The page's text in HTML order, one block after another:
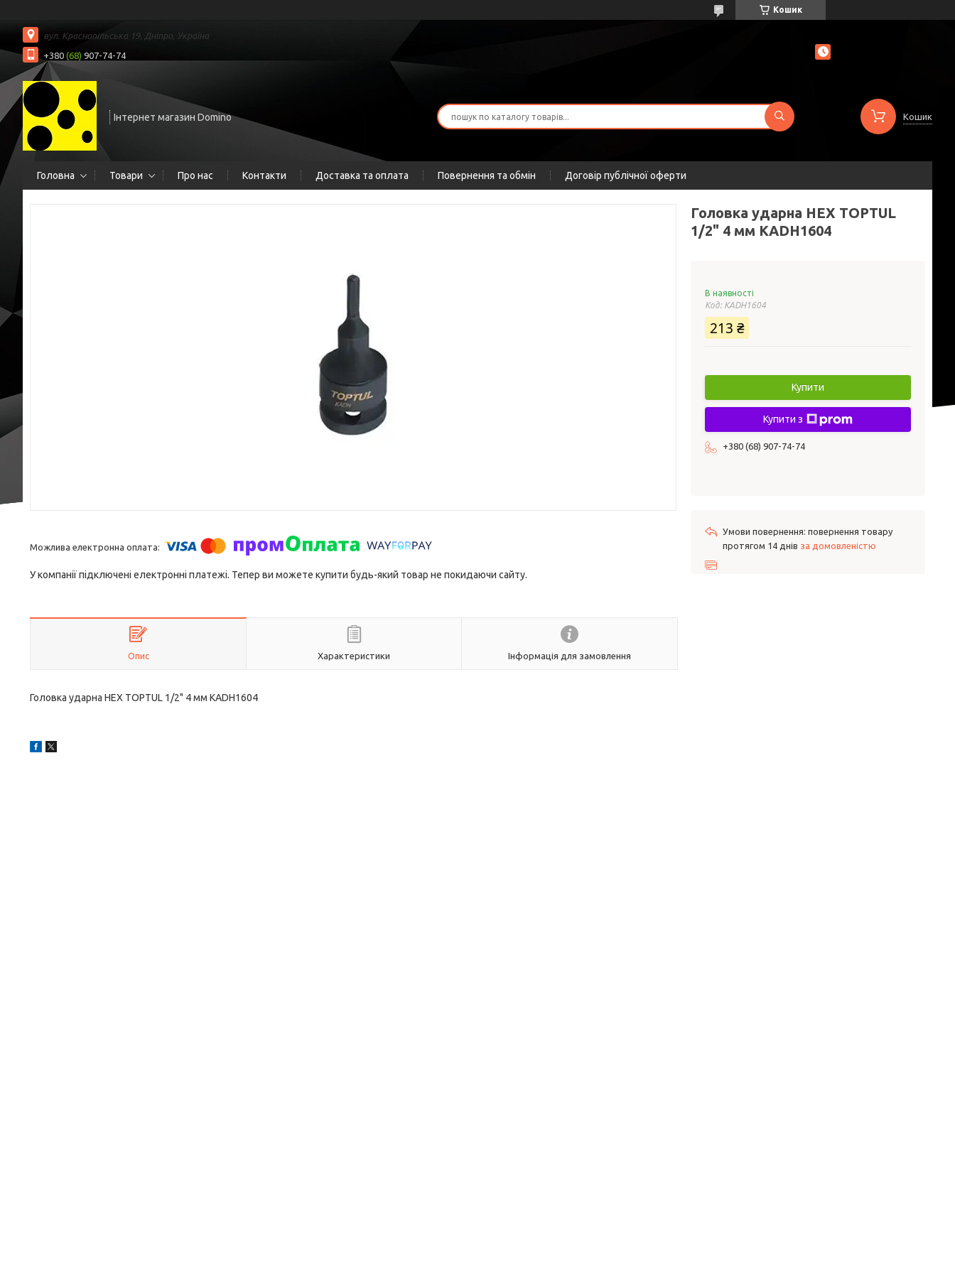
Кошик
вул. Краснопільська 19, Дніпро, Україна
+380 (68) 907-74-74
Інтернет магазин Domino Кошик
Головна Товари Про нас Контакти Доставка та оплата Повернення та обмін Договір публічної оферти
У компанії підключені електронні платежі. Тепер ви можете купити будь-який товар не покидаючи сайту.
Опис Характеристики Інформація для замовлення
Головка ударна HEX TOPTUL 1/2" 4 мм KADH1604
Головка ударна HEX TOPTUL
1/2" 4 мм KADH1604
В наявності
Код: KADH1604
213 ₴
Купити
Купити з
+380 (68) 907-74-74
повернення товару
протягом 14 днів за домовленістю